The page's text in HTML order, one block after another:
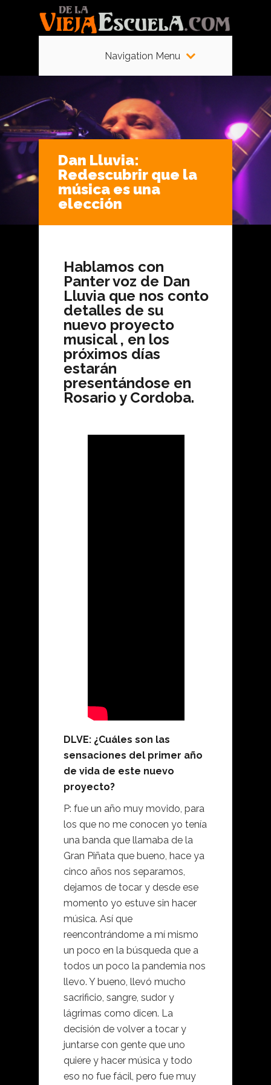
Navigation Menu
Dan Lluvia:
Redescubrir que la
música es una
elección
Hablamos con
Panter voz de Dan
Lluvia que nos conto
detalles de su
nuevo proyecto
musical , en los
próximos días
estarán
presentándose en
Rosario y Cordoba.
DLVE: ¿Cuáles son las
sensaciones del primer año
de vida de este nuevo
proyecto?
P: fue un año muy movido, para
los que no me conocen yo tenía
una banda que llamaba de la
Gran Piñata que bueno, hace ya
cinco años nos separamos,
dejamos de tocar y desde ese
momento yo estuve sin hacer
música. Así que
reencontrándome a mí mismo
un poco en la búsqueda que a
todos un poco la pandemia nos
llevo. Y bueno, llevó mucho
sacrificio, sangre, sudor y
lágrimas como dicen. La
decisión de volver a tocar y
juntarse con gente que uno
quiere y hacer música y todo
eso no fue fácil, pero fue muy